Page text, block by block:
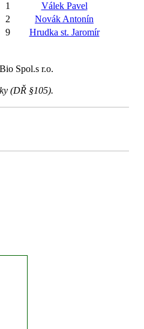
1
Válek Pavel
2
Novák Antonín
9
Hrudka st. Jaromír
Spol.s r.o.
(DŘ §105).